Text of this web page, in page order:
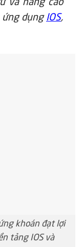
và nâng cao
ứng dụng IOS,
khoán đạt lợi
tảng IOS và